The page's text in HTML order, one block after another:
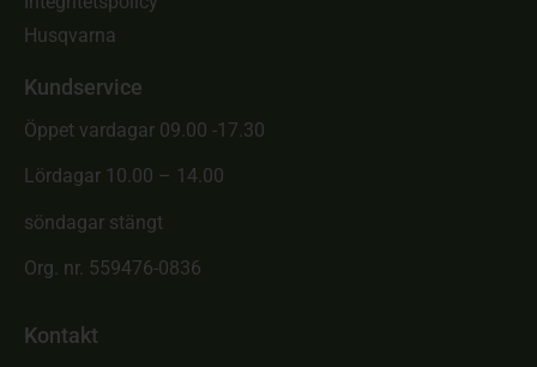
Husqvarna
Kundservice
Öppet vardagar 09.00 -17.30
Lördagar 10.00 – 14.00
söndagar stängt
Org. nr. 559476-0836
Kontakt